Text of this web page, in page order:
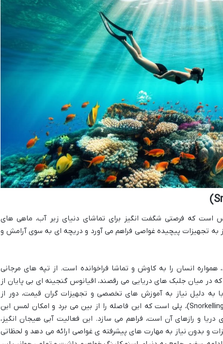
است که فرصتی شگفت انگیز برای تماشای دنیای زیر آب، ماهی های
به تجهیزات پیچیده غواصی فراهم می آورد و دریچه ای به سوی آرامش و
همواره انسان را به کاوش و تماشا فراخوانده است. از تپه های مرجانی
که در میان جلبک های دریایی می رقصند، اقیانوس گنجینه ای بی پایان از
به دلیل نیاز به آموزش های تخصصی و تجهیزات گران قیمت، دور از
دسترس به نظر می رسد. اما اسنورکلینگ (Snorkelling)، پلی است که این فاصله را از بین می برد و امکان لمس این
و رازهای آن است، فراهم می سازد. این فعالیت آبی هیجان انگیز،
و بدون نیاز به مهارت های پیشرفته ی غواصی ارائه می دهد و لحظاتی